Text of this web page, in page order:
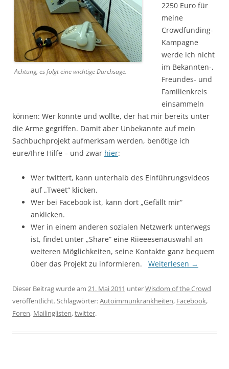
Achtung, es folgt eine wichtige Durchsage.
2250 Euro für
meine
Crowdfunding-
Kampagne
werde ich nicht
im Bekannten-,
Freundes- und
Familienkreis
einsammeln
können: Wer konnte und wollte, der hat mir bereits unter
die Arme gegriffen. Damit aber Unbekannte auf mein
Sachbuchprojekt aufmerksam werden, benötige ich
eure/Ihre Hilfe – und zwar hier:
Wer twittert, kann unterhalb des Einführungsvideos
auf „Tweet“ klicken.
Wer bei Facebook ist, kann dort „Gefällt mir“
anklicken.
Wer in einem anderen sozialen Netzwerk unterwegs
ist, findet unter „Share“ eine Riieeesenauswahl an
weiteren Möglichkeiten, seine Kontakte ganz bequem
über das Projekt zu informieren. Weiterlesen →
Dieser Beitrag wurde am 21. Mai 2011 unterWisdom of the Crowd
veröffentlicht. Schlagwörter:Autoimmunkrankheiten, Facebook,
Foren, Mailinglisten,twitter.